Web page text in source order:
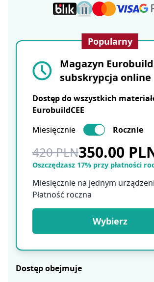
Popularny
Magazyn
subskrypcja online
Dostęp do wszystkich
EurobuildCEE
Miesięcznie
Rocznie
420 PLN350.00
Oszczędzasz 17% przy płatności
Miesięcznie na jednym
Płatność roczna
Wybierz
Dostęp obejmuje